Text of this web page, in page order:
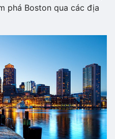
phá Boston qua các địa